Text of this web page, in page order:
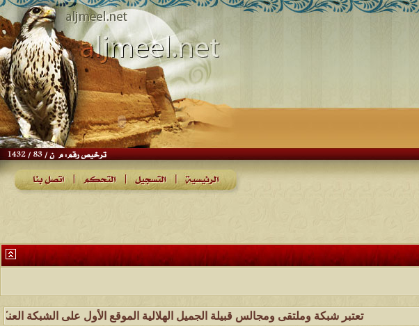
تعتبر شبكة وملتقى ومجالس قبيلة الجميل الهلالية الموقع الأول على الشبكة العنكبوتية الذي